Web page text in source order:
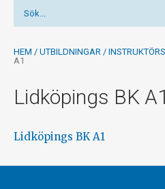
HEM / UTBILDNINGAR /
A1
Lidköpings BK A1
Lidköpings BK A1